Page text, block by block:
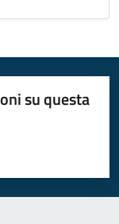
su questa